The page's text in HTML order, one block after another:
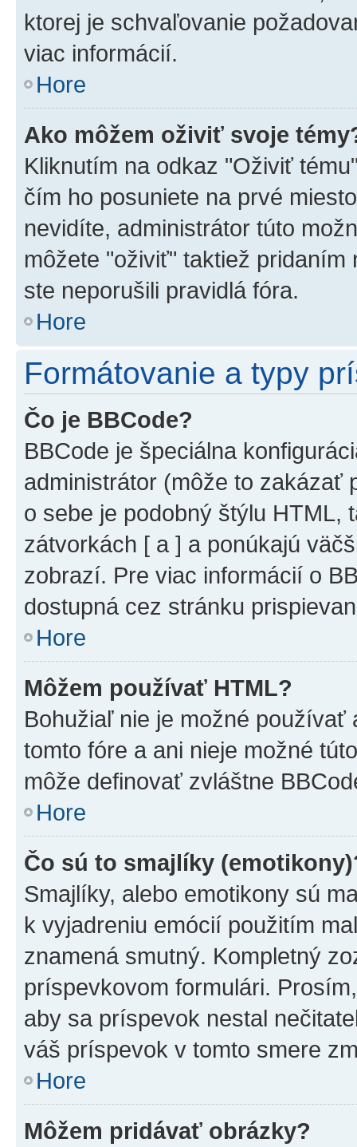
ktorej je schvaľovanie
viac informácií.
Hore
Ako môžem oživiť svoje
Kliknutím na odkaz "Oživiť
čím ho posuniete na prvé
nevidíte, administrátor túto
môžete "oživiť" taktiež
ste neporušili pravidlá fóra.
Hore
Formátovanie a typy
Čo je BBCode?
BBCode je špeciálna
administrátor (môže to zakázať
o sebe je podobný štýlu HTML,
zátvorkách [ a ] a ponúkajú
zobrazí. Pre viac informácií o
dostupná cez stránku
Hore
Môžem používať HTML?
Bohužiaľ nie je možné
tomto fóre a ani nieje možné
môže definovať zvláštne
Hore
Čo sú to smajlíky
Smajlíky, alebo emotikony sú
k vyjadreniu emócií použitím
znamená smutný. Kompletný
príspevkovom formulári.
aby sa príspevok nestal
váš príspevok v tomto smere
Hore
Môžem pridávať obrázky?